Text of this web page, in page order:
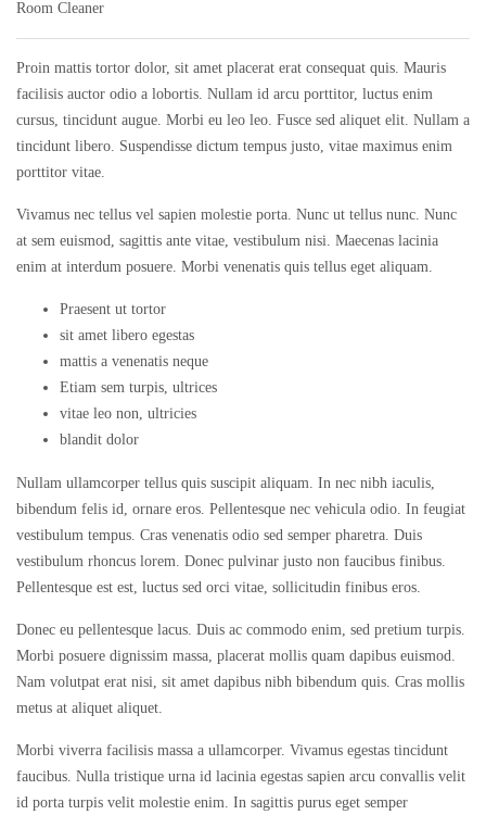
Room Cleaner
Proin mattis tortor dolor, sit amet placerat erat consequat quis. Mauris
facilisis auctor odio a lobortis. Nullam id arcu porttitor, luctus enim
cursus, tincidunt augue. Morbi eu leo leo. Fusce sed aliquet elit. Nullam a
tincidunt libero. Suspendisse dictum tempus justo, vitae maximus enim
porttitor vitae.
Vivamus nec tellus vel sapien molestie porta. Nunc ut tellus nunc. Nunc
at sem euismod, sagittis ante vitae, vestibulum nisi. Maecenas lacinia
enim at interdum posuere. Morbi venenatis quis tellus eget aliquam.
Praesent ut tortor
sit amet libero egestas
mattis a venenatis neque
Etiam sem turpis, ultrices
vitae leo non, ultricies
blandit dolor
Nullam ullamcorper tellus quis suscipit aliquam. In nec nibh iaculis,
bibendum felis id, ornare eros. Pellentesque nec vehicula odio. In feugiat
vestibulum tempus. Cras venenatis odio sed semper pharetra. Duis
vestibulum rhoncus lorem. Donec pulvinar justo non faucibus finibus.
Pellentesque est est, luctus sed orci vitae, sollicitudin finibus eros.
Donec eu pellentesque lacus. Duis ac commodo enim, sed pretium turpis.
Morbi posuere dignissim massa, placerat mollis quam dapibus euismod.
Nam volutpat erat nisi, sit amet dapibus nibh bibendum quis. Cras mollis
metus at aliquet aliquet.
Morbi viverra facilisis massa a ullamcorper. Vivamus egestas tincidunt
faucibus. Nulla tristique urna id lacinia egestas sapien arcu convallis velit
id porta turpis velit molestie enim. In sagittis purus eget semper